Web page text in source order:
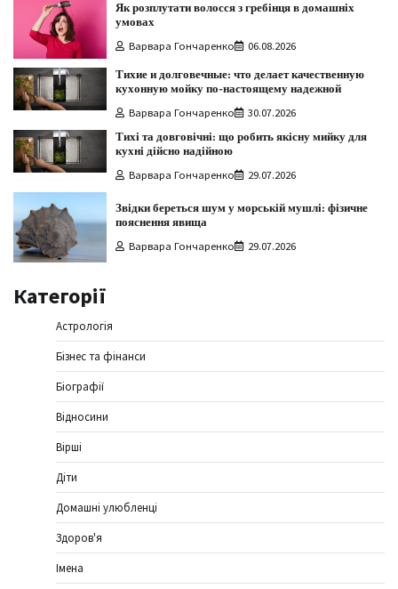
Як розплутати волосся з гребінця в домашніх
умовах
Варвара Гончаренко 06.08.2026
Тихие и долговечные: что делает качественную
кухонную мойку по-настоящему надежной
Варвара Гончаренко 30.07.2026
Тихі та довговічні: що робить якісну мийку для
кухні дійсно надійною
Варвара Гончаренко 29.07.2026
Звідки береться шум у морській мушлі: фізичне
пояснення явища
Варвара Гончаренко 29.07.2026
Категорії
Астрологія
Бізнес та фінанси
Біографії
Відносини
Вірші
Діти
Домашні улюбленці
Здоров'я
Імена